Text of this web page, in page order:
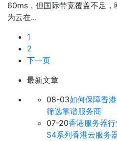
60ms，但国际带宽覆盖不足
为云在...
1
2
下一页
最新文章
08-03如何保障香
筛选靠谱服务商
07-20香港服务器
S4系列香港云服务